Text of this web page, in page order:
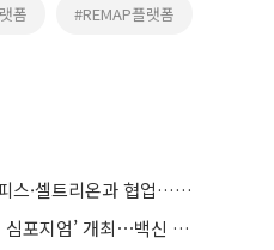
폼 #REMAP플랫폼
지투지바이오, 삼성바이오에피스·셀트리온과 협업…플랫폼 확장 ‘속도’
SK바사, 하반기 ‘스카이 비전 심포지엄’ 개최⋯백신 실제 임상적 가치 공유